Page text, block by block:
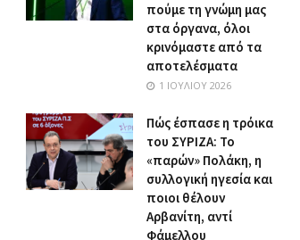
πούμε τη γνώμη μας
στα όργανα, όλοι
κρινόμαστε από τα
αποτελέσματα
1 ΙΟΥΛΊΟΥ 2026
Πώς έσπασε η τρόικα
του ΣΥΡΙΖΑ: Το
«παρών» Πολάκη, η
συλλογική ηγεσία και
ποιοι θέλουν
Αρβανίτη, αντί
Φάμελλου